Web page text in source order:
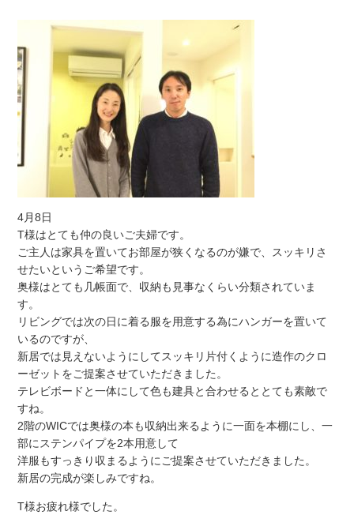
4月8日
T様はとても仲の良いご夫婦です。
ご主人は家具を置いてお部屋が狭くなるのが嫌で、スッキリさ
せたいというご希望です。
奥様はとても几帳面で、収納も見事なくらい分類されていま
す。
リビングでは次の日に着る服を用意する為にハンガーを置いて
いるのですが、
新居では見えないようにしてスッキリ片付くように造作のクロ
ーゼットをご提案させていただきました。
テレビボードと一体にして色も建具と合わせるととても素敵で
すね。
2階のWICでは奥様の本も収納出来るように一面を本棚にし、一
部にステンパイプを2本用意して
洋服もすっきり収まるようにご提案させていただきました。
新居の完成が楽しみですね。
T様お疲れ様でした。